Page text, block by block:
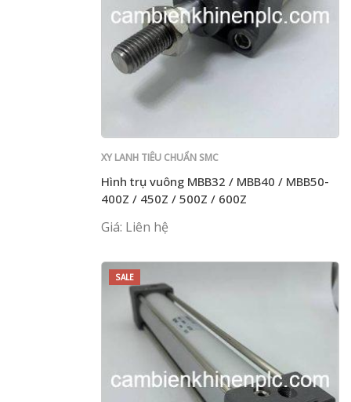
XY LANH TIÊU CHUẨN SMC
Hình trụ vuông MBB32 / MBB40 / MBB50-
400Z / 450Z / 500Z / 600Z
Giá: Liên hệ
SALE